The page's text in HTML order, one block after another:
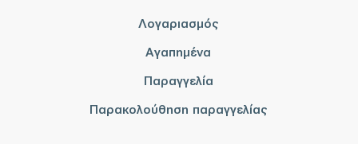
Λογαριασμός
Αγαπημένα
Παραγγελία
Παρακολούθηση παραγγελίας